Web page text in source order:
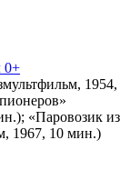
0+
1954,
«Паровозик из
1967, 10 мин.)